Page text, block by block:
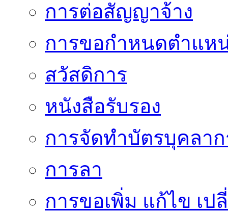
การต่อสัญญาจ้าง
การขอกำหนดตำแห
สวัสดิการ
หนังสือรับรอง
การจัดทำบัตรบุคลา
การลา
การขอเพิ่ม แก้ไข เ